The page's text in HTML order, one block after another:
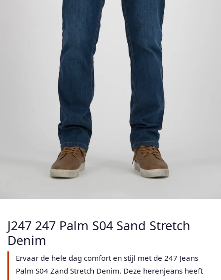
J247 247 Palm S04 Sand Stretch
Denim
Ervaar de hele dag comfort en stijl met de 247 Jeans
Palm S04 Zand Stretch Denim. Deze herenjeans heeft